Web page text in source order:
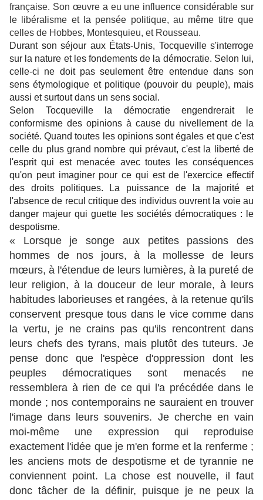
française. Son œuvre a eu une influence considérable sur
le libéralisme et la pensée politique, au même titre que
celles de Hobbes, Montesquieu, et Rousseau.
Durant son séjour aux États-Unis, Tocqueville s'interroge
sur la nature et les fondements de la démocratie. Selon lui,
celle-ci ne doit pas seulement être entendue dans son
sens étymologique et politique (pouvoir du peuple), mais
aussi et surtout dans un sens social.
Selon Tocqueville la démocratie engendrerait le
conformisme des opinions à cause du nivellement de la
société. Quand toutes les opinions sont égales et que c'est
celle du plus grand nombre qui prévaut, c'est la liberté de
l'esprit qui est menacée avec toutes les conséquences
qu'on peut imaginer pour ce qui est de l'exercice effectif
des droits politiques. La puissance de la majorité et
l'absence de recul critique des individus ouvrent la voie au
danger majeur qui guette les sociétés démocratiques : le
despotisme.
« Lorsque je songe aux petites passions des
hommes de nos jours, à la mollesse de leurs
mœurs, à l'étendue de leurs lumières, à la pureté de
leur religion, à la douceur de leur morale, à leurs
habitudes laborieuses et rangées, à la retenue qu'ils
conservent presque tous dans le vice comme dans
la vertu, je ne crains pas qu'ils rencontrent dans
leurs chefs des tyrans, mais plutôt des tuteurs. Je
pense donc que l'espèce d'oppression dont les
peuples démocratiques sont menacés ne
ressemblera à rien de ce qui l'a précédée dans le
monde ; nos contemporains ne sauraient en trouver
l'image dans leurs souvenirs. Je cherche en vain
moi-même une expression qui reproduise
exactement l'idée que je m'en forme et la renferme ;
les anciens mots de despotisme et de tyrannie ne
conviennent point. La chose est nouvelle, il faut
donc tâcher de la définir, puisque je ne peux la